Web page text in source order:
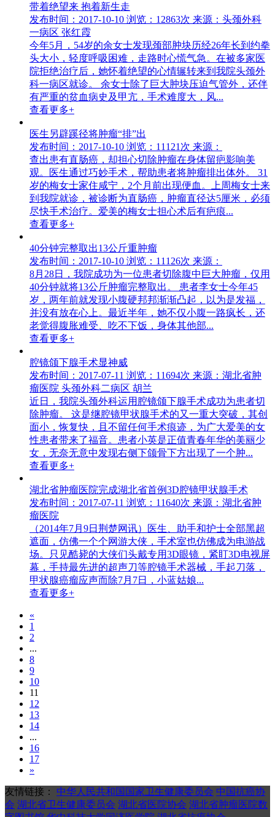
带着绝望来 抱着新生走
发布时间：2017-10-10 浏览：12863次 来源：头颈外科
一病区 张红霞
今年5月，54岁的余女士发现颈部肿块历经26年长到约拳
头大小，轻度呼吸困难，走路时心慌气急。在被多家医
院拒绝治疗后，她怀着绝望的心情辗转来到我院头颈外
科一病区就诊。 余女士除了巨大肿块压迫气管外，还伴
有严重的贫血病史及甲亢，手术难度大，风...
查看更多+
医生另辟蹊径将肿瘤“排”出
发布时间：2017-10-10 浏览：11121次 来源：
查出患有直肠癌，却担心切除肿瘤在身体留疤影响美
观。医生通过巧妙手术，帮助患者将肿瘤排出体外。 31
岁的梅女士家住咸宁，2个月前出现便血。上周梅女士来
到我院就诊，被诊断为直肠癌，肿瘤直径达5厘米，必须
尽快手术治疗。爱美的梅女士担心术后有疤痕...
查看更多+
40分钟完整取出13公斤重肿瘤
发布时间：2017-10-10 浏览：11126次 来源：
8月28日，我院成功为一位患者切除腹中巨大肿瘤，仅用
40分钟就将13公斤肿瘤完整取出。 患者李女士今年45
岁，两年前就发现小腹硬邦邦渐渐凸起，以为是发福，
并没有放在心上。最近半年，她不仅小腹一路疯长，还
老觉得腹胀难受、吃不下饭，身体其他部...
查看更多+
腔镜颌下腺手术显神威
发布时间：2017-07-11 浏览：11694次 来源：湖北省肿
瘤医院 头颈外科二病区 胡兰
近日，我院头颈外科运用腔镜颌下腺手术成功为患者切
除肿瘤。 这是继腔镜甲状腺手术的又一重大突破，其创
面小，恢复快，且不留任何手术痕迹，为广大爱美的女
性患者带来了福音。患者小英是正值青春年华的美丽少
女，无奈无意中发现右侧下颌骨下方出现了一个肿...
查看更多+
湖北省肿瘤医院完成湖北省首例3D腔镜甲状腺手术
发布时间：2017-07-11 浏览：11640次 来源：湖北省肿
瘤医院
（2014年7月9日荆楚网讯）医生、助手和护士全部黑超
遮面，仿佛一个个网游大侠，手术室也仿佛成为电游战
场。只见酷毙的大侠们头戴专用3D眼镜，紧盯3D电视屏
幕，手持最先进的超声刀等腔镜手术器械，手起刀落，
甲状腺癌瘤应声而除7月7日，小蓝姑娘...
查看更多+
«
1
2
...
8
9
10
11
12
13
14
...
16
17
»
友情链接： 中华人民共和国国家卫生健康委员会 中国抗癌协
会 湖北省卫生健康委员会 湖北省医院协会 湖北省肿瘤医院数